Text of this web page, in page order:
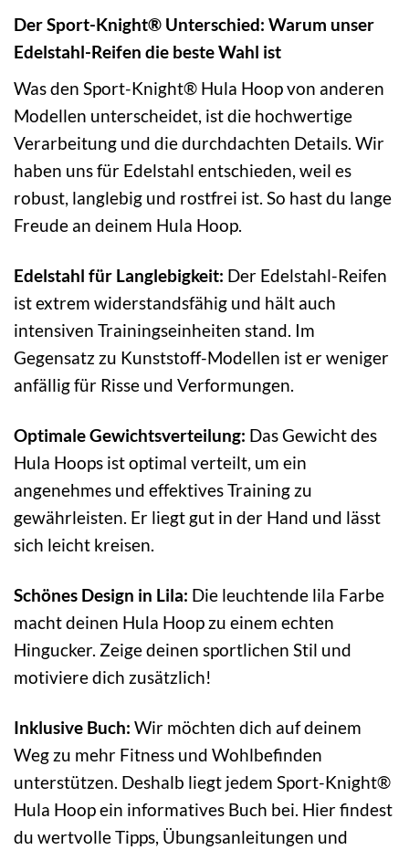
Der Sport-Knight® Unterschied: Warum unser
Edelstahl-Reifen die beste Wahl ist
Was den Sport-Knight® Hula Hoop von anderen
Modellen unterscheidet, ist die hochwertige
Verarbeitung und die durchdachten Details. Wir
haben uns für Edelstahl entschieden, weil es
robust, langlebig und rostfrei ist. So hast du lange
Freude an deinem Hula Hoop.
Edelstahl für Langlebigkeit: Der Edelstahl-Reifen
ist extrem widerstandsfähig und hält auch
intensiven Trainingseinheiten stand. Im
Gegensatz zu Kunststoff-Modellen ist er weniger
anfällig für Risse und Verformungen.
Optimale Gewichtsverteilung: Das Gewicht des
Hula Hoops ist optimal verteilt, um ein
angenehmes und effektives Training zu
gewährleisten. Er liegt gut in der Hand und lässt
sich leicht kreisen.
Schönes Design in Lila: Die leuchtende lila Farbe
macht deinen Hula Hoop zu einem echten
Hingucker. Zeige deinen sportlichen Stil und
motiviere dich zusätzlich!
Inklusive Buch: Wir möchten dich auf deinem
Weg zu mehr Fitness und Wohlbefinden
unterstützen. Deshalb liegt jedem Sport-Knight®
Hula Hoop ein informatives Buch bei. Hier findest
du wertvolle Tipps, Übungsanleitungen und